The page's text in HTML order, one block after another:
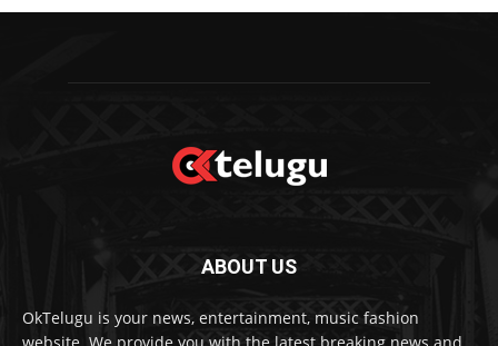
ABOUT US
OkTelugu is your news, entertainment, music fashion
website. We provide you with the latest breaking news and